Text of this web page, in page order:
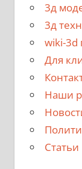
3д
3д
wiki-3d
Для
Наши
Статьи